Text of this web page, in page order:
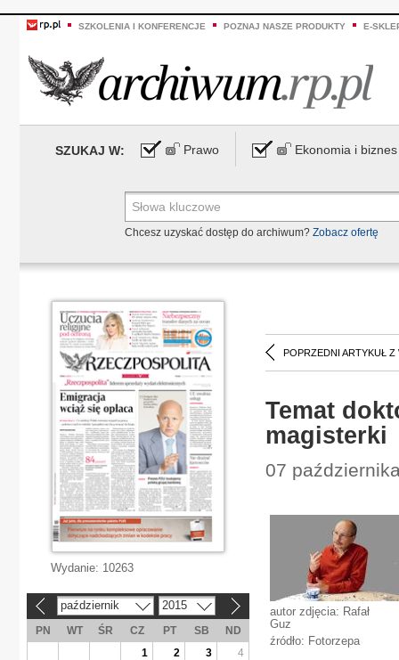
SZKOLENIA I KONFERENCJE POZNAJ NASZE PRODUKTY E-
SZUKAJ W: Prawo Ekonomia i biznes
Chcesz uzyskać dostęp do archiwum? Zobacz ofertę
POPRZEDNI ARTYKUŁ Z
Temat
magisterki
07
autor zdjęcia: Rafał
Guz
źródło: Fotorzepa
Wydanie: 10263
październik 2015
PN WT ŚR CZ PT SB
ND
1
2 3
4